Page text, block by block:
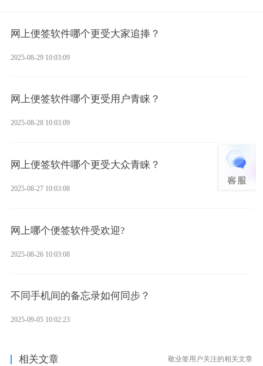
网上便签软件哪个更受大家追捧？
2025-08-29 10:03:09
网上便签软件哪个更受用户青睐？
2025-08-28 10:03:09
网上便签软件哪个更受大众青睐？
2025-08-27 10:03:08
网上哪个便签软件受欢迎?
2025-08-26 10:03:08
不同手机间的备忘录如何同步？
2025-09-05 10:02:23
相关文章 敬业签用户关注的相关文章